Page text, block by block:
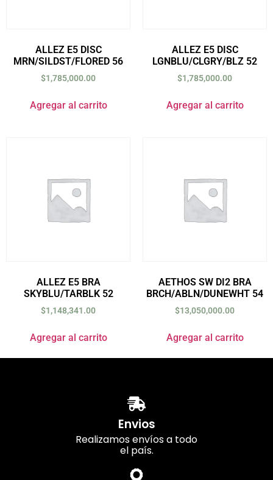
ALLEZ E5 DISC
MRN/SILDST/FLORED 56
$1,785,000.00
Agregar al carrito
ALLEZ E5 DISC
LGNBLU/CLGRY/BLZ 52
$1,785,000.00
Agregar al carrito
ALLEZ E5 BRA
SKYBLU/TARBLK 52
$1,148,341.00
Agregar al carrito
AETHOS SW DI2 BRA
BRCH/ABLN/DUNEWHT 54
$13,050,000.00
Agregar al carrito
Envios
Realizamos envíos a todo
el país.